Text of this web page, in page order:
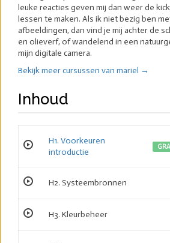
leuke reacties geven mij dan weer de
lessen te maken. Als ik niet bezig ben
afbeeldingen, dan vind je mij achter de
en olieverf, of wandelend in een
mijn digitale camera.
Bekijk meer cursussen van mariel →
Inhoud
H1. Voorkeuren
introductie
H2. Systeembronnen
H3. Kleurbeheer